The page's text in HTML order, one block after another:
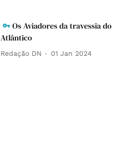
Os Aviadores da travessia do
Atlântico
Redação DN 01 Jan 2024